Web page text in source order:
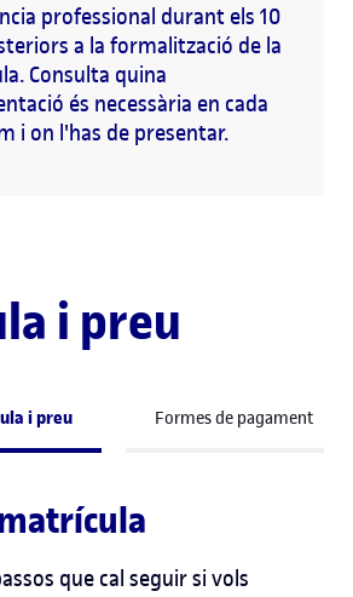
professional durant els 10
a la formalització de la
Consulta quina
és necessària en cada
i on l'has de presentar.
i preu
i preu Formes de pagament
que cal seguir si vols